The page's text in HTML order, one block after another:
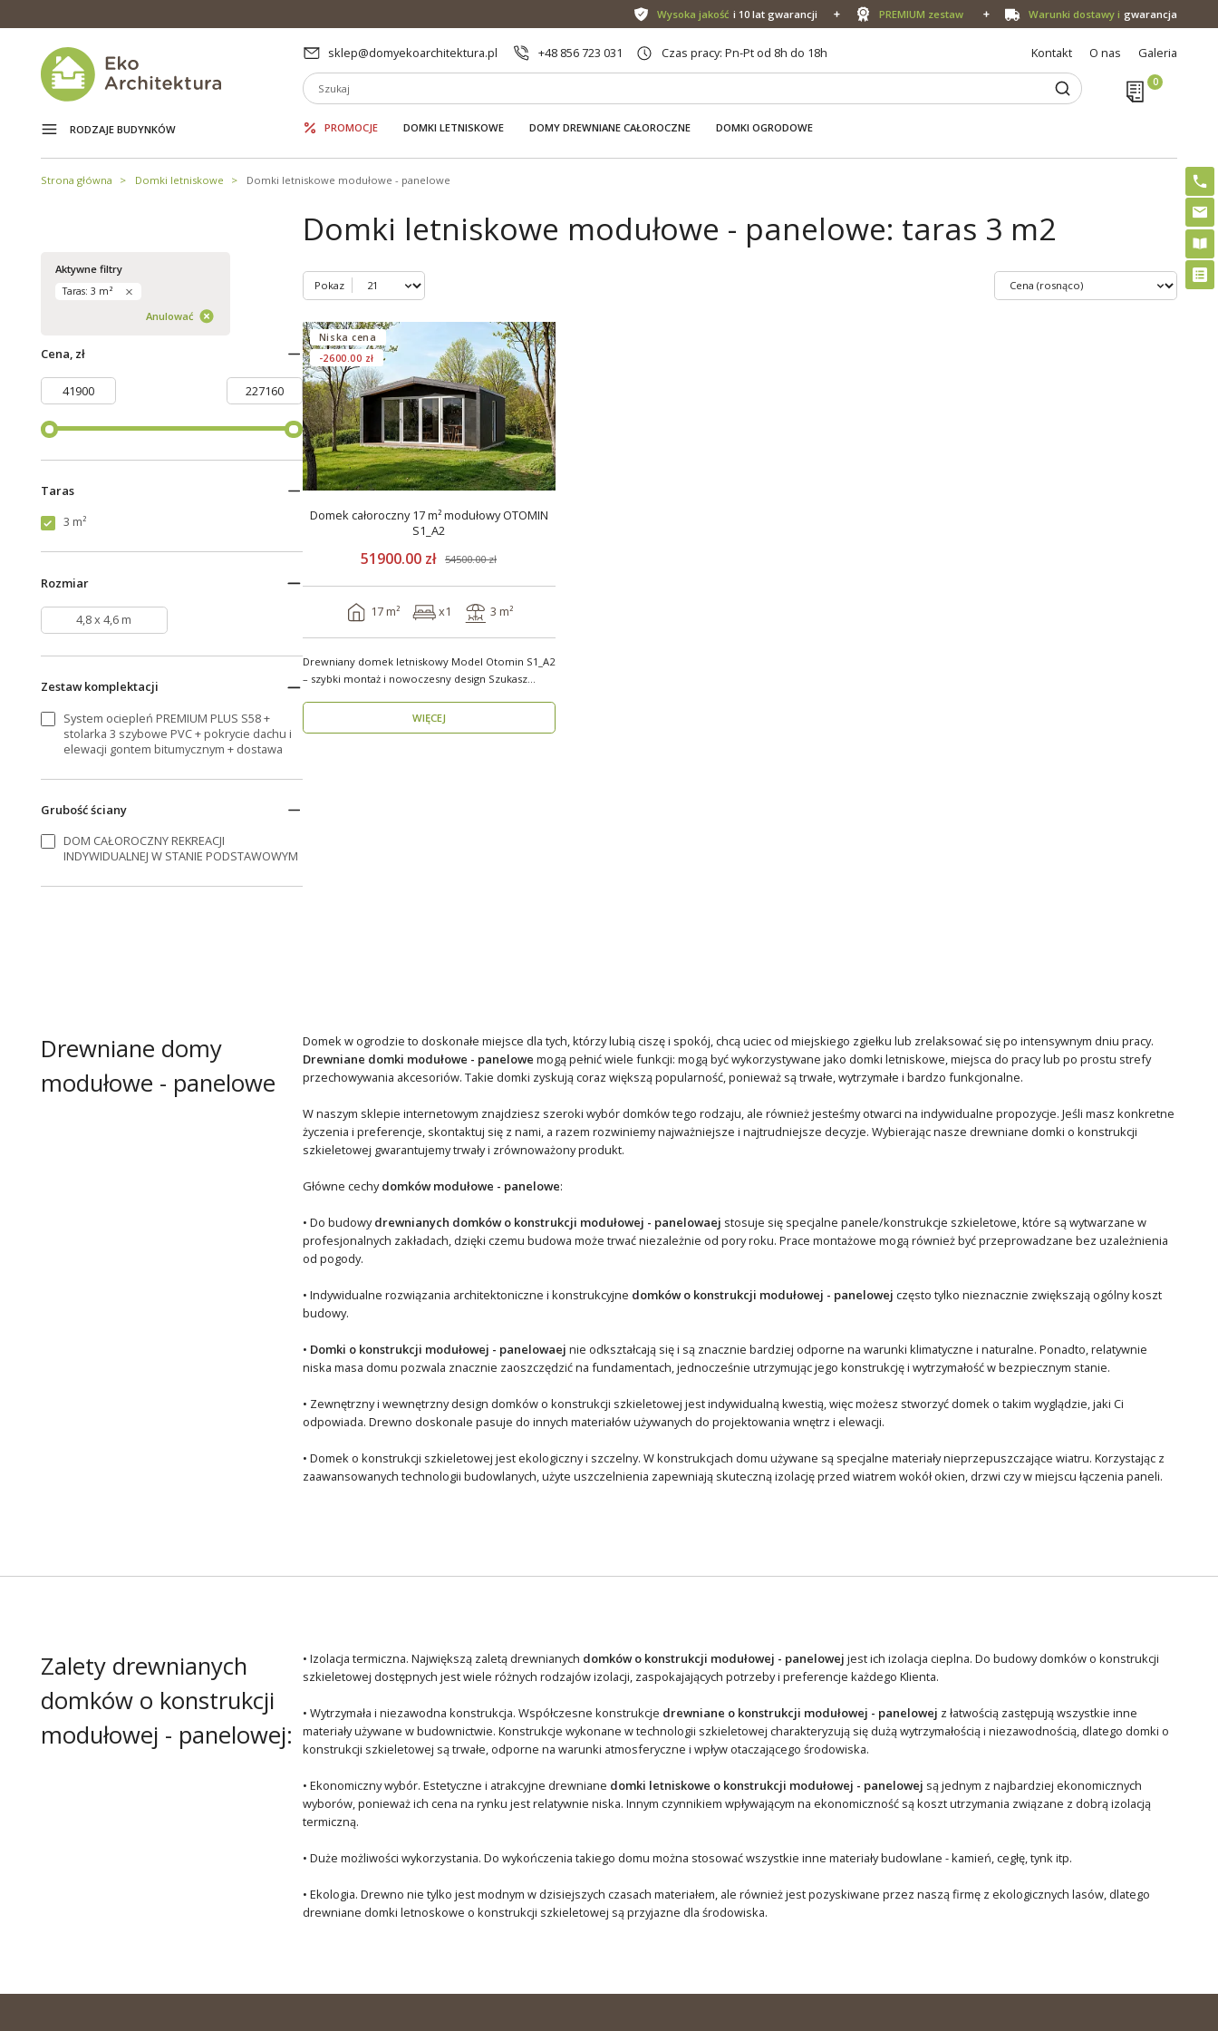
Wysoka jakość i 10 lat gwarancji PREMIUM zestaw Warunki dostawy i gwarancja
sklep@domyekoarchitektura.pl +48 856 723 031 Czas pracy: Pn-Pt od 8h do 18h Kontakt O nas Galeria
RODZAJE BUDYNKÓW PROMOCJE DOMKI LETNISKOWE DOMY DREWNIANE CAŁOROCZNE DOMKI OGRODOWE
Strona główna Domki letniskowe Domki letniskowe modułowe - panelowe
Aktywne filtry
Taras: 3 m²
Anulować
Cena, zł
Taras
3 m²
Rozmiar
4,8 x 4,6 m
Zestaw komplektacji
System ociepleń PREMIUM PLUS S58 +
stolarka 3 szybowe PVC + pokrycie dachu i
elewacji gontem bitumycznym + dostawa
Grubość ściany
DOM CAŁOROCZNY REKREACJI
INDYWIDUALNEJ W STANIE PODSTAWOWYM
Domki letniskowe modułowe - panelowe: taras 3 m2
Pokaz
Niska cena
-2600.00 zł
Domek całoroczny 17 m² modułowy OTOMIN
S1_A2
51900.00 zł 54500.00 zł
17 m² x1 3 m²
Drewniany domek letniskowy Model Otomin S1_A2
– szybki montaż i nowoczesny design Szukasz
WIĘCEJ
Drewniane domy
modułowe - panelowe
Domek w ogrodzie to doskonałe miejsce dla tych, którzy lubią ciszę i spokój, chcą uciec od miejskiego zgiełku lub zrelaksować się po intensywnym dniu pracy.
Drewniane domki modułowe - panelowe mogą pełnić wiele funkcji: mogą być wykorzystywane jako domki letniskowe, miejsca do pracy lub po prostu strefy
przechowywania akcesoriów. Takie domki zyskują coraz większą popularność, ponieważ są trwałe, wytrzymałe i bardzo funkcjonalne.
W naszym sklepie internetowym znajdziesz szeroki wybór domków tego rodzaju, ale również jesteśmy otwarci na indywidualne propozycje. Jeśli masz konkretne
życzenia i preferencje, skontaktuj się z nami, a razem rozwiniemy najważniejsze i najtrudniejsze decyzje. Wybierając nasze drewniane domki o konstrukcji
szkieletowej gwarantujemy trwały i zrównoważony produkt.
Główne cechydomków modułowe - panelowe:
• Do budowydrewnianych domków o konstrukcji modułowej - panelowaej stosuje się specjalne panele/konstrukcje szkieletowe, które są wytwarzane w
profesjonalnych zakładach, dzięki czemu budowa może trwać niezależnie od pory roku. Prace montażowe mogą również być przeprowadzane bez uzależnienia
od pogody.
• Indywidualne rozwiązania architektoniczne i konstrukcyjne domków o konstrukcji modułowej - panelowej często tylko nieznacznie zwiększają ogólny koszt
budowy.
• Domki o konstrukcji modułowej - panelowaej nie odkształcają się i są znacznie bardziej odporne na warunki klimatyczne i naturalne. Ponadto, relatywnie
niska masa domu pozwala znacznie zaoszczędzić na fundamentach, jednocześnie utrzymując jego konstrukcję i wytrzymałość w bezpiecznym stanie.
• Zewnętrzny i wewnętrzny design domków o konstrukcji szkieletowej jest indywidualną kwestią, więc możesz stworzyć domek o takim wyglądzie, jaki Ci
odpowiada. Drewno doskonale pasuje do innych materiałów używanych do projektowania wnętrz i elewacji.
• Domek o konstrukcji szkieletowej jest ekologiczny i szczelny. W konstrukcjach domu używane są specjalne materiały nieprzepuszczające wiatru. Korzystając z
zaawansowanych technologii budowlanych, użyte uszczelnienia zapewniają skuteczną izolację przed wiatrem wokół okien, drzwi czy w miejscu łączenia paneli.
Zalety drewnianych
domków o konstrukcji
modułowej - panelowej:
• Izolacja termiczna. Największą zaletą drewnianych domków o konstrukcji modułowej - panelowej jest ich izolacja cieplna. Do budowy domków o konstrukcji
szkieletowej dostępnych jest wiele różnych rodzajów izolacji, zaspokajających potrzeby i preferencje każdego Klienta.
• Wytrzymała i niezawodna konstrukcja. Współczesne konstrukcje drewniane o konstrukcji modułowej - panelowej z łatwością zastępują wszystkie inne
materiały używane w budownictwie. Konstrukcje wykonane w technologii szkieletowej charakteryzują się dużą wytrzymałością i niezawodnością, dlatego domki o
konstrukcji szkieletowej są trwałe, odporne na warunki atmosferyczne i wpływ otaczającego środowiska.
• Ekonomiczny wybór. Estetyczne i atrakcyjne drewniane domki letniskowe o konstrukcji modułowej - panelowej są jednym z najbardziej ekonomicznych
wyborów, ponieważ ich cena na rynku jest relatywnie niska. Innym czynnikiem wpływającym na ekonomiczność są koszt utrzymania związane z dobrą izolacją
termiczną.
• Duże możliwości wykorzystania. Do wykończenia takiego domu można stosować wszystkie inne materiały budowlane - kamień, cegłę, tynk itp.
• Ekologia. Drewno nie tylko jest modnym w dzisiejszych czasach materiałem, ale również jest pozyskiwane przez naszą firmę z ekologicznych lasów, dlatego
drewniane domki letnoskowe o konstrukcji szkieletowej są przyjazne dla środowiska.